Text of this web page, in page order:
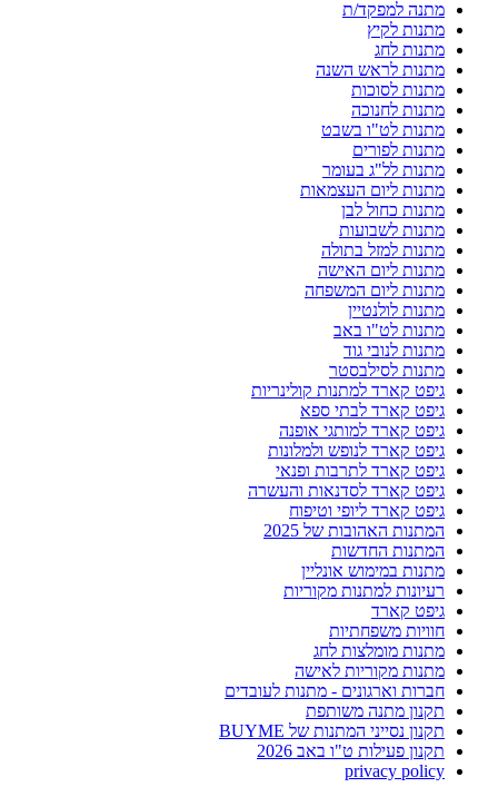
מתנה למפקד/ת
מתנות לקיץ
מתנות לחג
מתנות לראש השנה
מתנות לסוכות
מתנות לחנוכה
מתנות לט"ו בשבט
מתנות לפורים
מתנות לל"ג בעומר
מתנות ליום העצמאות
מתנות כחול לבן
מתנות לשבועות
מתנות למזל בתולה
מתנות ליום האישה
מתנות ליום המשפחה
מתנות לולנטיין
מתנות לט"ו באב
מתנות לנובי גוד
מתנות לסילבסטר
גיפט קארד למתנות קולינריות
גיפט קארד לבתי ספא
גיפט קארד למותגי אופנה
גיפט קארד לנופש ולמלונות
גיפט קארד לתרבות ופנאי
גיפט קארד לסדנאות והעשרה
גיפט קארד ליופי וטיפוח
המתנות האהובות של 2025
המתנות החדשות
מתנות במימוש אונליין
רעיונות למתנות מקוריות
גיפט קארד
חוויות משפחתיות
מתנות מומלצות לחג
מתנות מקוריות לאישה
חברות וארגונים - מתנות לעובדים
תקנון מתנה משותפת
תקנון נסייני המתנות של BUYME
תקנון פעילות ט"ו באב 2026
privacy policy